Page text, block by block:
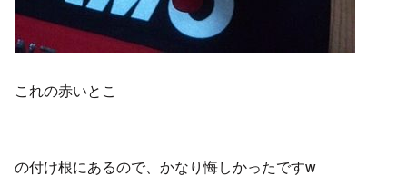
これの赤いとこ
の付け根にあるので、かなり悔しかったですw